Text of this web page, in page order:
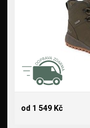
od 1 549 Kč